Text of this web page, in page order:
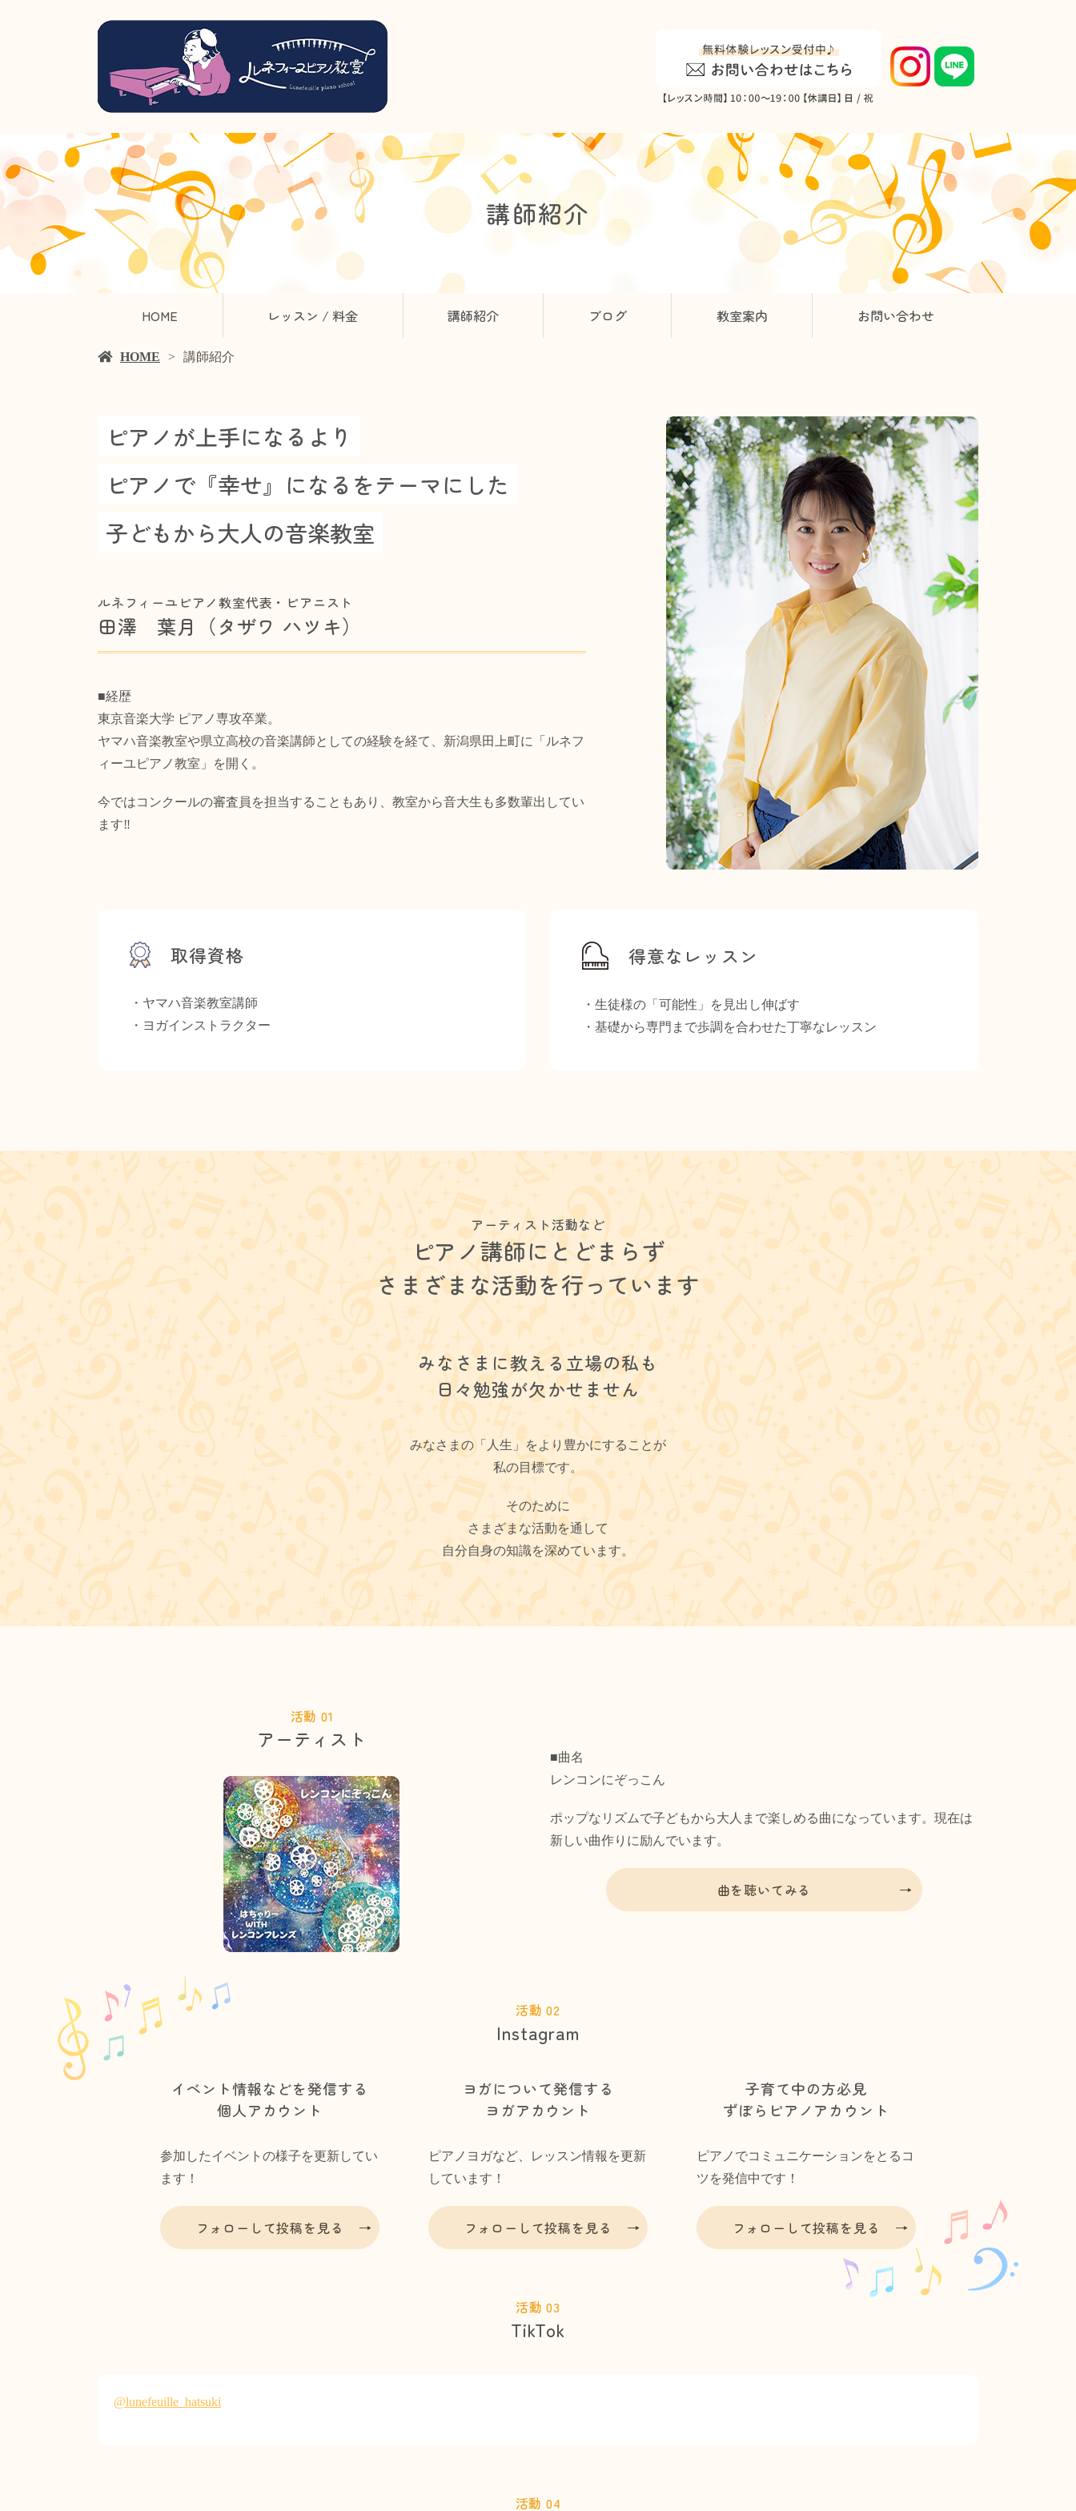
講師紹介
HOME レッスン / 料金 講師紹介 ブログ 教室案内 お問い合わせ
HOME 講師紹介
ピアノが上手になるより
ピアノで『幸せ』になるをテーマにした
子どもから大人の音楽教室
ルネフィーユピアノ教室代表・ピアニスト
田澤 葉月（タザワ ハツキ）
■経歴
東京音楽大学 ピアノ専攻卒業。
ヤマハ音楽教室や県立高校の音楽講師としての経験を経て、新潟県田上町に「ルネフ
ィーユピアノ教室」を開く。
今ではコンクールの審査員を担当することもあり、教室から音大生も多数輩出してい
ます‼
取得資格
・ヤマハ音楽教室講師
・ヨガインストラクター
得意なレッスン
・生徒様の「可能性」を見出し伸ばす
・基礎から専門まで歩調を合わせた丁寧なレッスン
アーティスト活動など
ピアノ講師にとどまらず
さまざまな活動を行っています
みなさまに教える立場の私も
日々勉強が欠かせません
みなさまの「人生」をより豊かにすることが
私の目標です。
そのために
さまざまな活動を通して
自分自身の知識を深めています。
活動 01
アーティスト
■曲名
レンコンにぞっこん
ポップなリズムで子どもから大人まで楽しめる曲になっています。現在は
新しい曲作りに励んでいます。
曲を聴いてみる
活動 02
Instagram
イベント情報などを発信する
個人アカウント
参加したイベントの様子を更新してい
ます！
フォローして投稿を見る
ヨガについて発信する
ヨガアカウント
ピアノヨガなど、レッスン情報を更新
しています！
フォローして投稿を見る
子育て中の方必見
ずぼらピアノアカウント
ピアノでコミュニケーションをとるコ
ツを発信中です！
フォローして投稿を見る
活動 03
TikTok
@lunefeuille_hatsuki
活動 04